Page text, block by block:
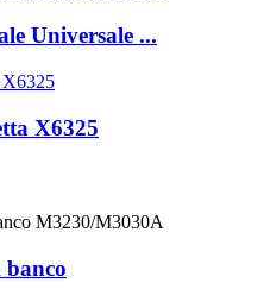
Universale ...
X6325
banco